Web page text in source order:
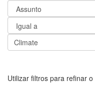
Utilizar filtros para refinar